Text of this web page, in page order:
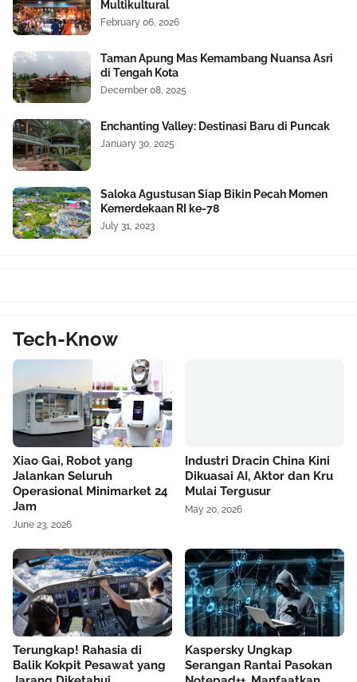
Multikultural
February 06, 2026
Taman Apung Mas Kemambang Nuansa Asri
di Tengah Kota
December 08, 2025
Enchanting Valley: Destinasi Baru di Puncak
January 30, 2025
Saloka Agustusan Siap Bikin Pecah Momen
Kemerdekaan RI ke-78
July 31, 2023
Tech-Know
Xiao Gai, Robot yang
Jalankan Seluruh
Operasional Minimarket 24
Jam
June 23, 2026
Industri Dracin China Kini
Dikuasai AI, Aktor dan Kru
Mulai Tergusur
May 20, 2026
Terungkap! Rahasia di
Balik Kokpit Pesawat yang
Kaspersky Ungkap
Serangan Rantai Pasokan